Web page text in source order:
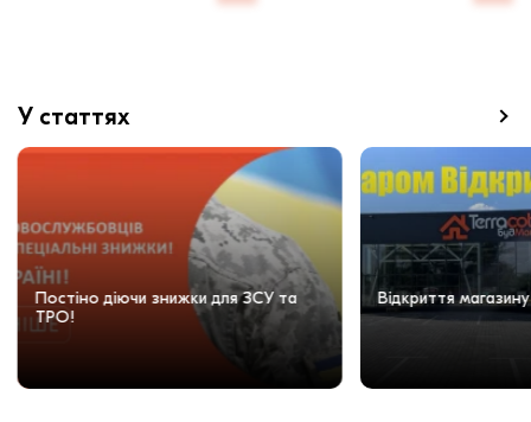
У статтях
Постіно діючи знижки для ЗСУ та
ТРО!
Відкриття магазину